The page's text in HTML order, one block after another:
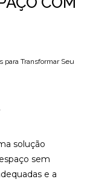
solução
sem
e a